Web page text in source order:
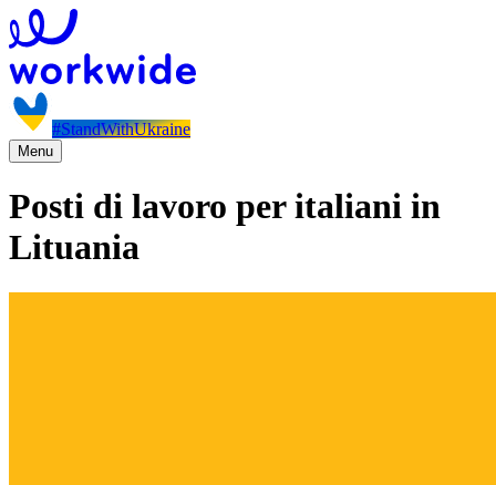
#StandWithUkraine
Menu
Posti di lavoro per italiani in
Lituania